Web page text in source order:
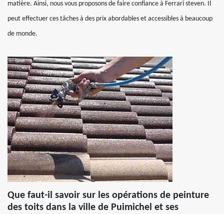
matière. Ainsi, nous vous proposons de faire confiance à Ferrari steven. Il
peut effectuer ces tâches à des prix abordables et accessibles à beaucoup
de monde.
Que faut-il savoir sur les opérations de peinture
des toits dans la ville de Puimichel et ses